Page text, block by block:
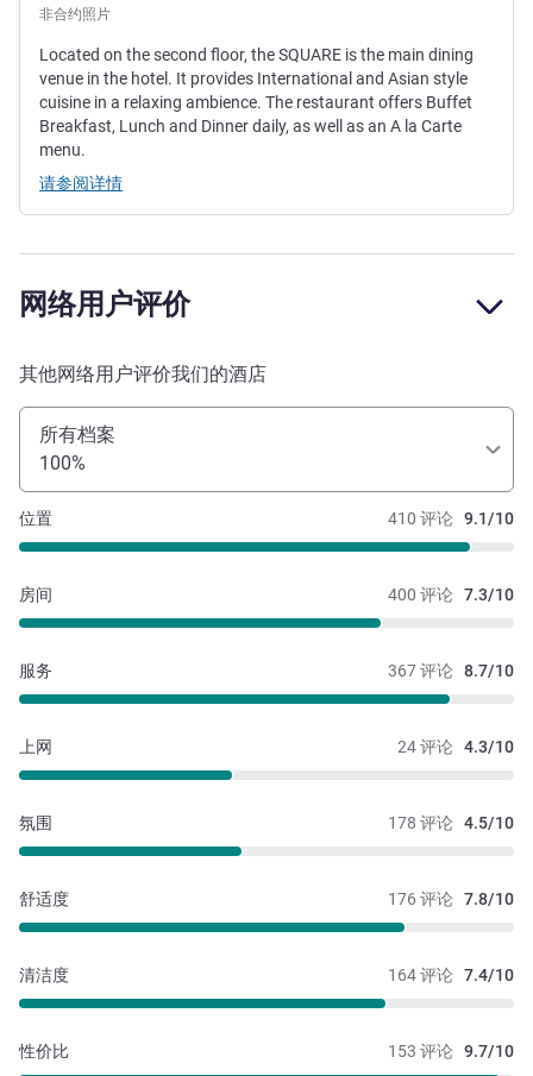
非合约照片
Located on the second floor, the SQUARE is the main dining
venue in the hotel. It provides International and Asian style
cuisine in a relaxing ambience. The restaurant offers Buffet
Breakfast, Lunch and Dinner daily, as well as an A la Carte
menu.
请参阅详情
网络用户评价
其他网络用户评价我们的酒店
所有档案
100%
410 评论 9.1/10
位置
400 评论 7.3/10
房间
367 评论 8.7/10
服务
24 评论 4.3/10
上网
178 评论 4.5/10
氛围
176 评论 7.8/10
舒适度
164 评论 7.4/10
清洁度
153 评论 9.7/10
性价比